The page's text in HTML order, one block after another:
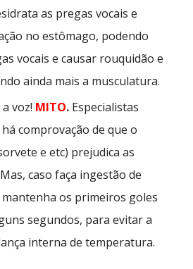
as pregas vocais e
no estômago, podendo
vocais e causar rouquidão e
ainda mais a musculatura.
voz! MITO.Especialistas
comprovação de que o
e etc) prejudica as
caso faça ingestão de
os primeiros goles
segundos, para evitar a
interna de temperatura.